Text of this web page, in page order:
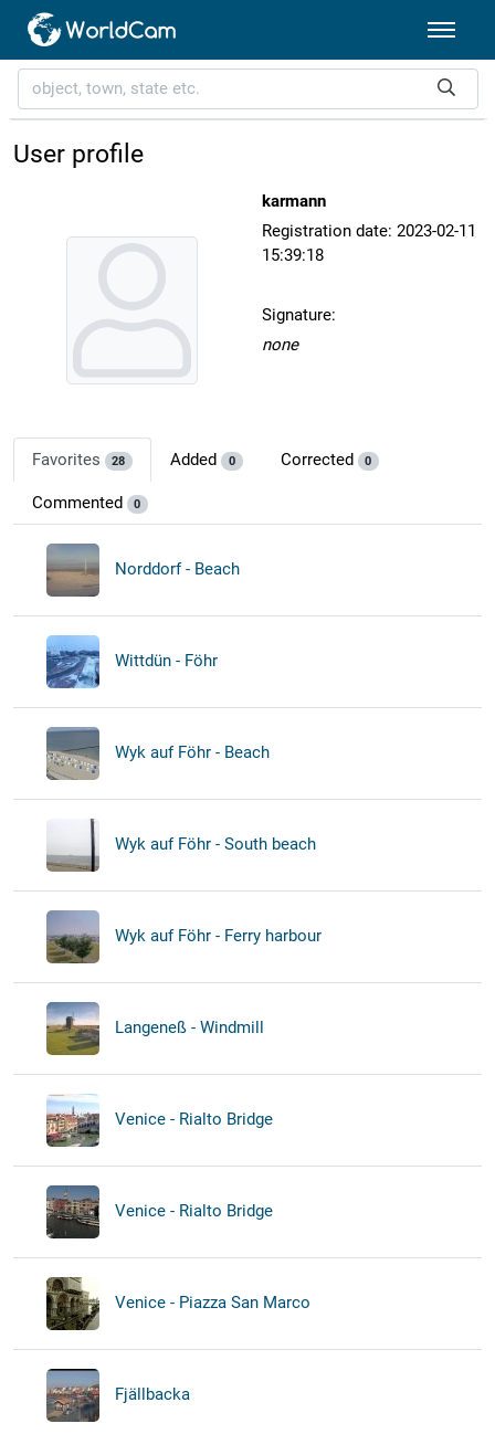
User profile
karmann
Registration date: 2023-02-11
15:39:18
Signature:
none
Favorites 28 Added 0 Corrected 0
Commented 0
Norddorf - Beach
Wittdün - Föhr
Wyk auf Föhr - Beach
Wyk auf Föhr - South beach
Wyk auf Föhr - Ferry harbour
Langeneß - Windmill
Venice - Rialto Bridge
Venice - Rialto Bridge
Venice - Piazza San Marco
Fjällbacka